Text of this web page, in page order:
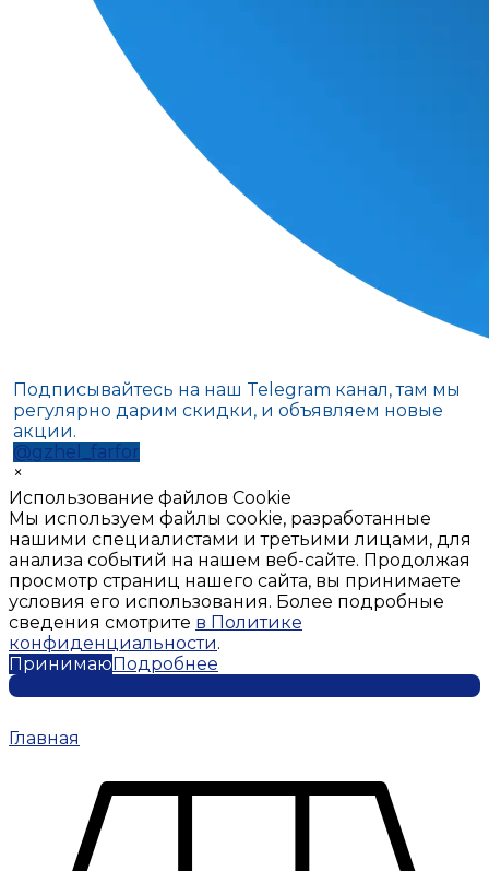
Подписывайтесь на наш Telegram канал, там мы
регулярно дарим скидки, и объявляем новые
акции.
@gzhel_farfor
×
Использование файлов Cookie
Мы используем файлы cookie, разработанные
нашими специалистами и третьими лицами, для
анализа событий на нашем веб-сайте. Продолжая
просмотр страниц нашего сайта, вы принимаете
условия его использования. Более подробные
сведения смотрите в Политике
конфиденциальности.
ПринимаюПодробнее
Главная